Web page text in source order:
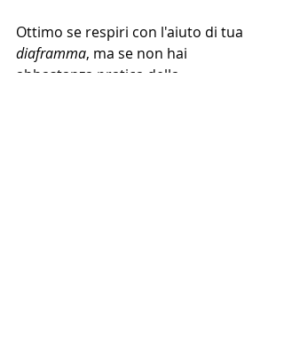
Ottimo se respiri con l'aiuto di tua
diaframma, ma se non hai
abbastanza pratica della